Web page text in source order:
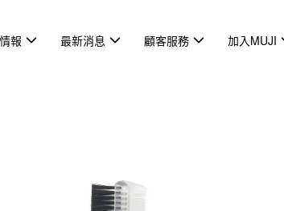
報 最新消息 顧客服務 加入MUJI